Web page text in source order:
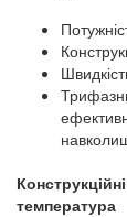
температура